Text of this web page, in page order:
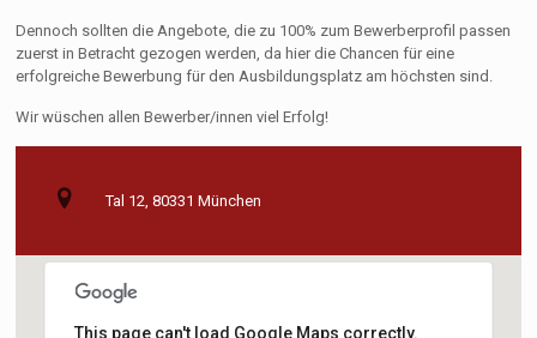
Dennoch sollten die Angebote, die zu 100% zum Bewerberprofil passen
zuerst in Betracht gezogen werden, da hier die Chancen für eine
erfolgreiche Bewerbung für den Ausbildungsplatz am höchsten sind.
Wir wüschen allen Bewerber/innen viel Erfolg!
Tal 12, 80331 München
This page can't load Google Maps correctly.